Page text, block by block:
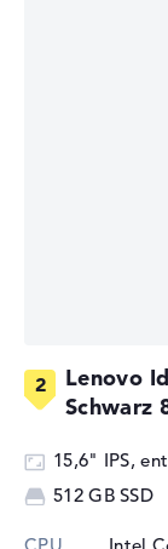
Lenovo
Schwarz
15,6" IPS,
512 GB SSD
CPU Intel